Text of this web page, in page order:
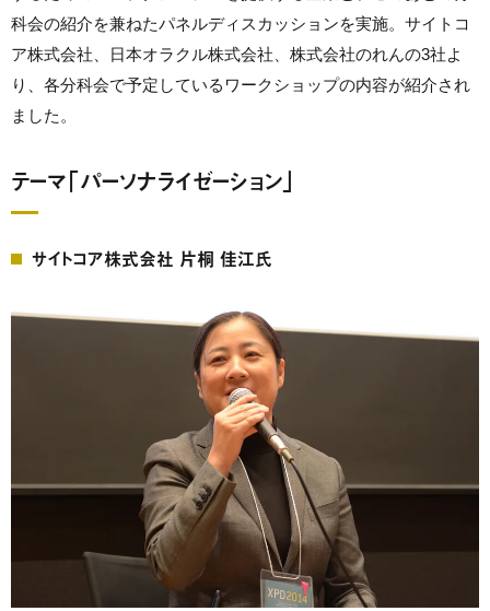
科会の紹介を兼ねたパネルディスカッションを実施。サイトコ
ア株式会社、日本オラクル株式会社、株式会社のれんの3社よ
り、各分科会で予定しているワークショップの内容が紹介され
ました。
テーマ「パーソナライゼーション」
サイトコア株式会社 片桐 佳江氏